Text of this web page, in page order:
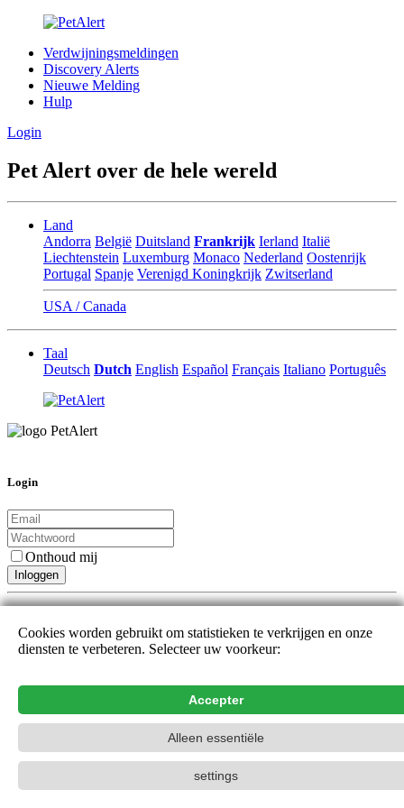
Verdwijningsmeldingen
Discovery Alerts
Nieuwe Melding
Hulp
Login
Pet Alert over de hele wereld
Land
Andorra België Duitsland Frankrijk Ierland Italië
Liechtenstein Luxemburg Monaco Nederland Oostenrijk
Portugal Spanje Verenigd Koningkrijk Zwitserland
USA / Canada
Taal
Deutsch Dutch English Español Français Italiano Português
Login
Onthoud mij
Inloggen
Nieuwe gebruiker
Contact naam
PetAlert Het officiële zoeknetwerk,2015-2026
Cookies worden gebruikt om statistieken te verkrijgen en onze
diensten te verbeteren. Selecteer uw voorkeur:
Accepter
Alleen essentiële
settings